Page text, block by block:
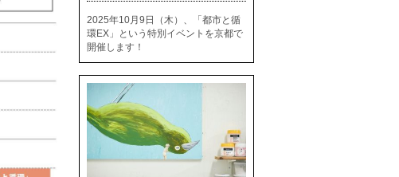
2025年10月9日（木）、「都市と循
環EX」という特別イベントを京都で
開催します！